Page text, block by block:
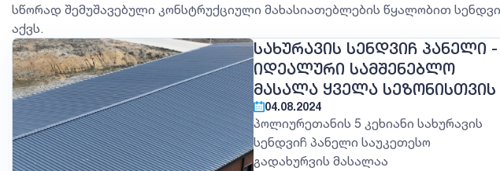
სწორად შემუშავებული კონსტრუქციული მახასიათებლების წყალობით
აქვს.
ᲡᲐᲮᲣᲠᲐᲕᲘᲡ ᲡᲔᲜᲓᲕᲘᲩ ᲞᲐᲜᲔᲚᲘ -
ᲘᲓᲔᲐᲚᲣᲠᲘ ᲡᲐᲛᲨᲔᲜᲔᲑᲚᲝ
ᲛᲐᲡᲐᲚᲐ ᲧᲕᲔᲚᲐ ᲡᲔᲖᲝᲜᲘᲡᲗᲕᲘᲡ
04.08.2024
პოლიურეთანის 5 კეხიანი სახურავის
სენდვიჩ პანელი საუკეთესო
გადახურვის მასალაა